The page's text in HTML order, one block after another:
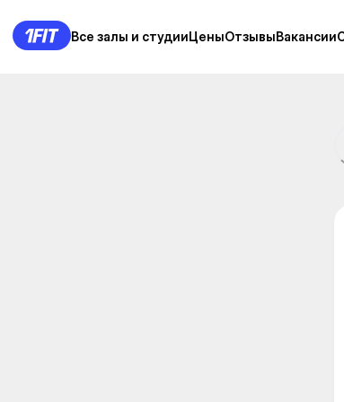
Все залы и студииЦеныОтзывыВакансии
Все залы и студииЦеныОтзывыВакансии
Очень понравилось